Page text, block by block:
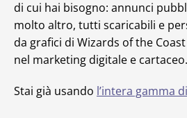
di cui hai bisogno: annunci
molto altro, tutti scaricabili e
da grafici di Wizards of the
nel marketing digitale e cartaceo.
Stai già usando l’intera gamma